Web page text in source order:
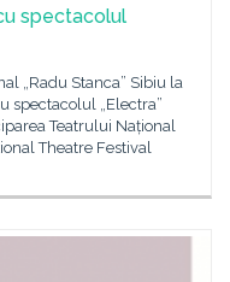
spectacolul
„Radu Stanca” Sibiu la
spectacolul „Electra”
Teatrului Național
Theatre Festival